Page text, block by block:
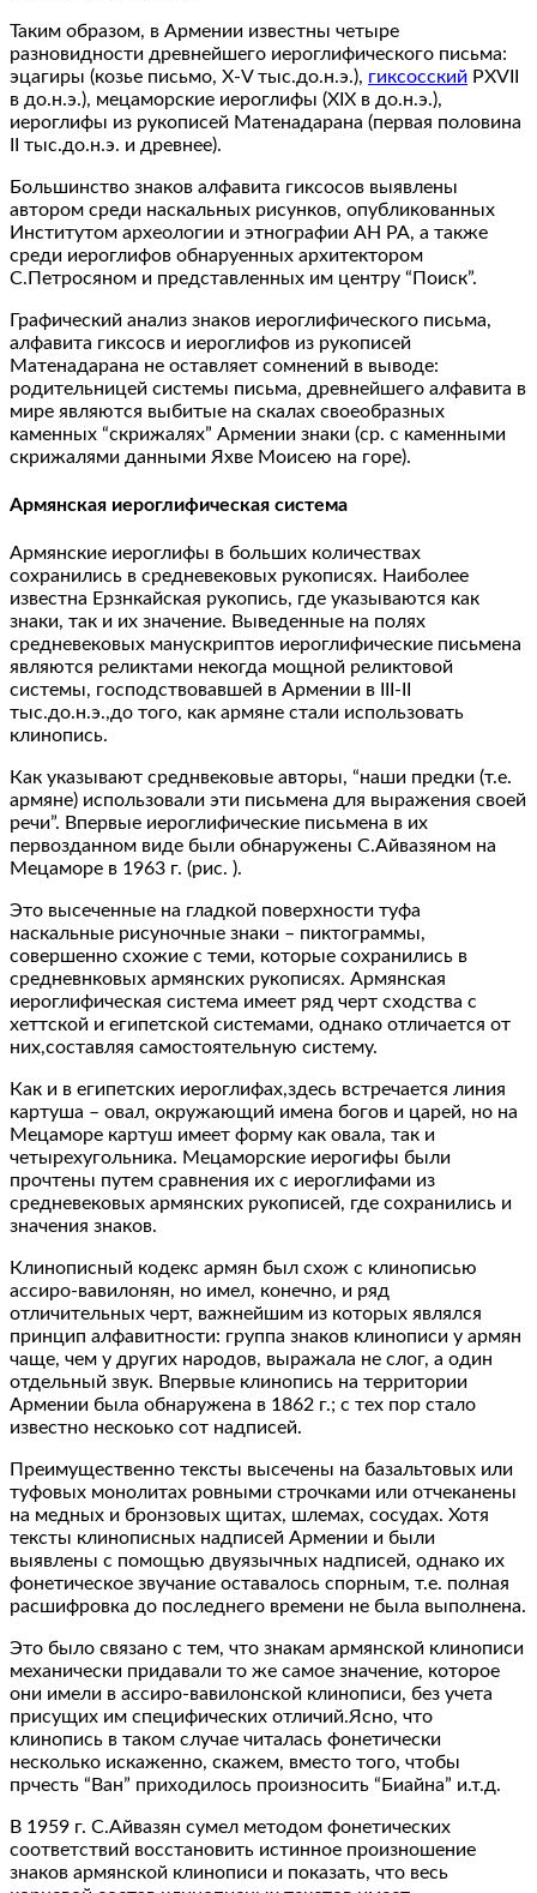
Таким образом, в Армении известны четыре
разновидности древнейшего иероглифического письма:
эцагиры (козье письмо, X-V тыс.до.н.э.), гиксосский РXVII
в до.н.э.), мецаморские иероглифы (XIX в до.н.э.),
иероглифы из рукописей Матенадарана (первая половина
II тыс.до.н.э. и древнее).
Большинство знаков алфавита гиксосов выявлены
автором среди наскальных рисунков, опубликованных
Институтом археологии и этнографии АН РА, а также
среди иероглифов обнаруенных архитектором
С.Петросяном и представленных им центру “Поиск”.
Графический анализ знаков иероглифического письма,
алфавита гиксосв и иероглифов из рукописей
Матенадарана не оставляет сомнений в выводе:
родительницей системы письма, древнейшего алфавита в
мире являются выбитые на скалах своеобразных
каменных “скрижалях” Армении знаки (ср. с каменными
скрижалями данными Яхве Моисею на горе).
Армянская иероглифическая система
Армянские иероглифы в больших количествах
сохранились в средневековых рукописях. Наиболее
известна Ерзнкайская рукопись, где указываются как
знаки, так и их значение. Выведенные на полях
средневековых манускриптов иероглифические письмена
являются реликтами некогда мощной реликтовой
системы, господствовавшей в Армении в III-II
тыс.до.н.э.,до того, как армяне стали использовать
клинопись.
Как указывают среднвековые авторы, “наши предки (т.е.
армяне) использовали эти письмена для выражения своей
речи”. Впервые иероглифические письмена в их
первозданном виде были обнаружены С.Айвазяном на
Мецаморе в 1963 г. (рис. ).
Это высеченные на гладкой поверхности туфа
наскальные рисуночные знаки – пиктограммы,
совершенно схожие с теми, которые сохранились в
средневнковых армянских рукописях. Армянская
иероглифическая система имеет ряд черт сходства с
хеттской и египетской системами, однако отличается от
них,составляя самостоятельную систему.
Как и в египетских иероглифах,здесь встречается линия
картуша – овал, окружающий имена богов и царей, но на
Мецаморе картуш имеет форму как овала, так и
четырехугольника. Мецаморские иерогифы были
прочтены путем сравнения их с иероглифами из
средневековых армянских рукописей, где сохранились и
значения знаков.
Клинописный кодекс армян был схож с клинописью
ассиро-вавилонян, но имел, конечно, и ряд
отличительных черт, важнейшим из которых являлся
принцип алфавитности: группа знаков клинописи у армян
чаще, чем у других народов, выражала не слог, а один
отдельный звук. Впервые клинопись на территории
Армении была обнаружена в 1862 г.; с тех пор стало
известно нескоько сот надписей.
Преимущественно тексты высечены на базальтовых или
туфовых монолитах ровными строчками или отчеканены
на медных и бронзовых щитах, шлемах, сосудах. Хотя
тексты клинописных надписей Армении и были
выявлены с помощью двуязычных надписей, однако их
фонетическое звучание оставалось спорным, т.е. полная
расшифровка до последнего времени не была выполнена.
Это было связано с тем, что знакам армянской клинописи
механически придавали то же самое значение, которое
они имели в ассиро-вавилонской клинописи, без учета
присущих им специфических отличий.Ясно, что
клинопись в таком случае читалась фонетически
несколько искаженно, скажем, вместо того, чтобы
прчесть “Ван” приходилось произносить “Биайна” и.т.д.
В 1959 г. С.Айвазян сумел методом фонетических
соответствий восстановить истинное произношение
знаков армянской клинописи и показать, что весь